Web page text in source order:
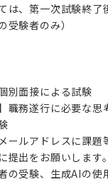
は、第一次試験終了
受験者のみ）
別面接による試験
職務遂行に必要な
ールアドレスに課題
提出をお願いします。
の受験、生成AIの使